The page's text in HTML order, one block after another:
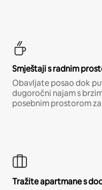
Smještaji s radnim
Obavljate posao dok
dugoročni najam s
posebnim prostorom
Tražite apartmane s